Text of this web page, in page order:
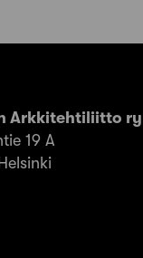
Arkkitehtiliitto
19 A